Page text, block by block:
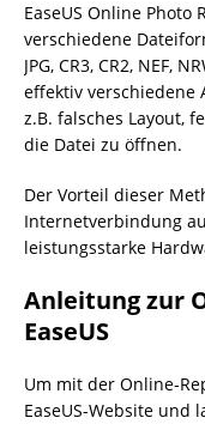
EaseUS Online Photo
verschiedene
JPG, CR3, CR2, NEF,
effektiv verschiedene
z.B. falsches Layout,
die Datei zu öffnen.
Der Vorteil dieser
Internetverbindung
leistungsstarke
Anleitung zur
EaseUS
Um mit der Online-
EaseUS-Website und